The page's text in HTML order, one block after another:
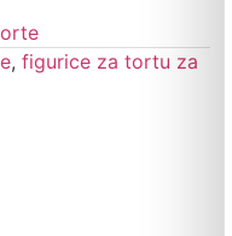
, figurice za tortu za